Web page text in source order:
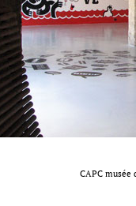
CAPC musée